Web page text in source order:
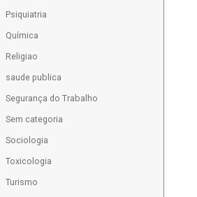
Psiquiatria
Química
Religiao
saude publica
Segurança do Trabalho
Sem categoria
Sociologia
Toxicologia
Turismo